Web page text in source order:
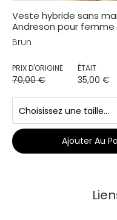
Veste hybride sans
Andreson pour femme
Brun
PRIX D'ORIGINE
70,00 €
ÉTAIT
35,00 €
Ajouter Au